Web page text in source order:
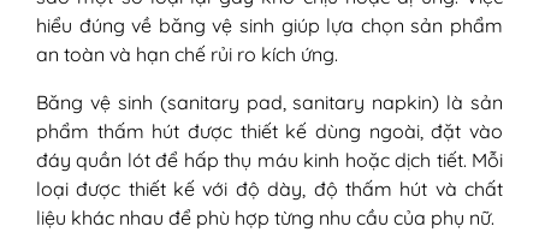
chích
4. Nổi mẩn đỏ, mụn nước li ti hoặc
sẩn ngứa
5. Sưng nhẹ hoặc phù nề vùng da tiếp
xúc
6. Da khô bong hoặc tróc vảy sau vài
ngày
7. Dịch âm đạo thay đổi (ít gặp hơn)
hiểu đúng về băng vệ sinh giúp lựa chọn sản phẩm
an toàn và hạn chế rủi ro kích ứng.
Băng vệ sinh (sanitary pad, sanitary napkin) là sản
phẩm thấm hút được thiết kế dùng ngoài, đặt vào
đáy quần lót để hấp thụ máu kinh hoặc dịch tiết. Mỗi
loại được thiết kế với độ dày, độ thấm hút và chất
liệu khác nhau để phù hợp từng nhu cầu của phụ nữ.